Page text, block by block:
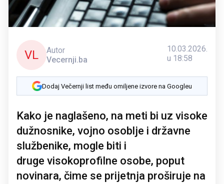
VL
Autor
Vecernji.ba
10.03.2026.
u 18:58
Dodaj Večernji list među omiljene izvore na Googleu
Kako je naglašeno, na meti bi uz visoke
dužnosnike, vojno osoblje i državne
službenike, mogle biti i
druge visokoprofilne osobe, poput
novinara, čime se prijetnja proširuje na